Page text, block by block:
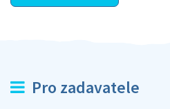
Pro zadavatele